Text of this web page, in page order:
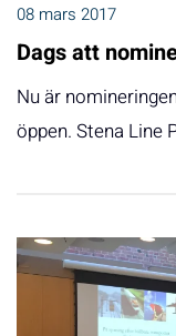
08 mars 2017
Dags att
Nu är
öppen. Stena Line